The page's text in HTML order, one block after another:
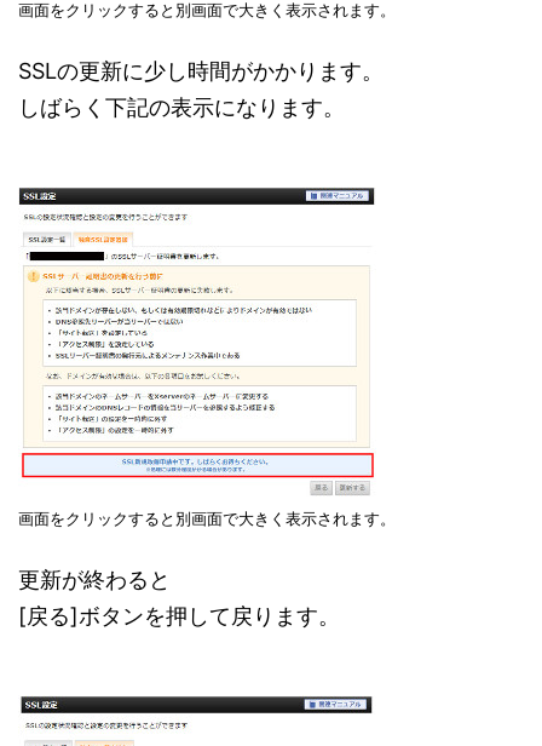
画面をクリックすると別画面で大きく表示されます。
SSLの更新に少し時間がかかります。
しばらく下記の表示になります。
画面をクリックすると別画面で大きく表示されます。
更新が終わると
[戻る]ボタンを押して戻ります。